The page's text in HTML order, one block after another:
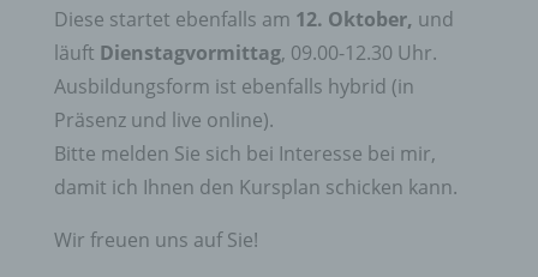
Diese startet ebenfalls am 12. Oktober, und
läuft Dienstagvormittag, 09.00-12.30 Uhr.
Ausbildungsform ist ebenfalls hybrid (in
Präsenz und live online).
Bitte melden Sie sich bei Interesse bei mir,
damit ich Ihnen den Kursplan schicken kann.
Wir freuen uns auf Sie!